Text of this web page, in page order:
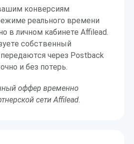
конверсиям
реального времени
в личном кабинете Affilead.
собственный
через Postback
и без потерь.
оффер временно
сети Affilead.